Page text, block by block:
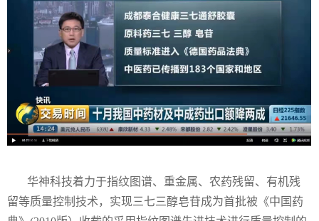
华神科技着力于指纹图谱、重金属、农药残留、有机残
留等质量控制技术，实现三七三醇皂苷成为首批被《中国药